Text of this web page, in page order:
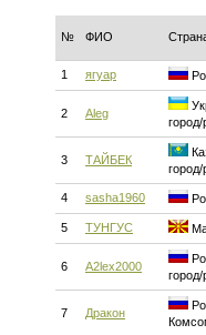
№ ФИО
1 ягуар
2 Aleg
город/
3 ТАЙБЕК
город/
4 sasha1960
5 ТУНГУС
6 A2lex2000
город/
7 Дракон